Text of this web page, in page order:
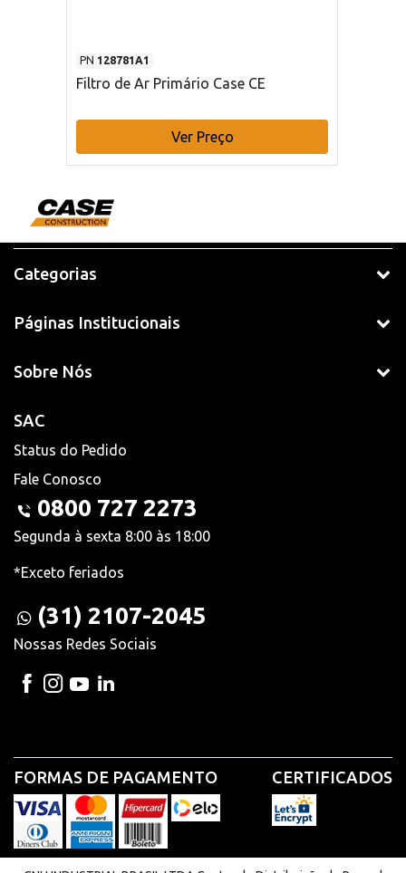
PN 128781A1
Filtro de Ar Primário Case CE
Ver Preço
Categorias
Páginas Institucionais
Sobre Nós
SAC
Status do Pedido
Fale Conosco
0800 727 2273
Segunda à sexta 8:00 às 18:00
*Exceto feriados
(31) 2107-2045
Nossas Redes Sociais
FORMAS DE PAGAMENTO CERTIFICADOS